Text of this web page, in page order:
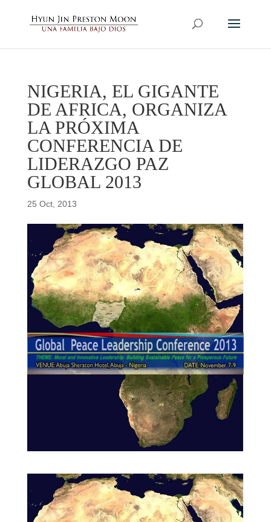
NIGERIA, EL GIGANTE
DE AFRICA, ORGANIZA
LA PRÓXIMA
CONFERENCIA DE
LIDERAZGO PAZ
GLOBAL 2013
25 Oct, 2013